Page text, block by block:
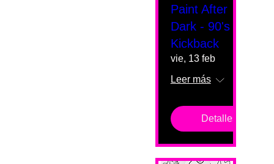
Paint After
Dark - 90's
Kickback
vie, 13 feb
Leer más
Detalles